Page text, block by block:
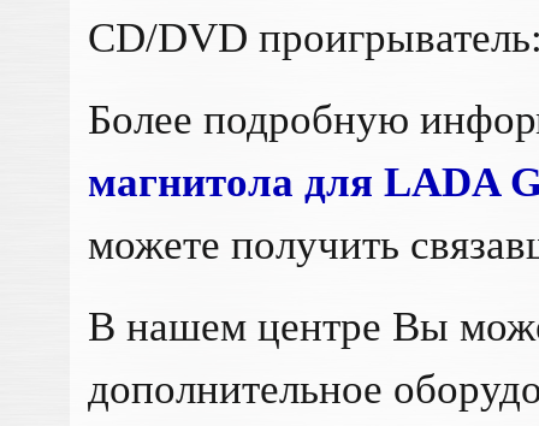
CD/DVD
Более подробную
магнитола для LADA
можете получить
В нашем центре Вы
дополнительное